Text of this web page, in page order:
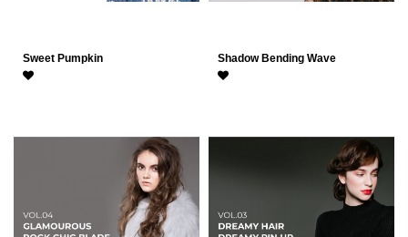
Sweet Pumpkin Shadow Bending Wave